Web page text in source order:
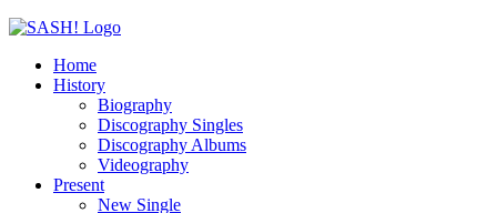
Home
History
Biography
Discography Singles
Discography Albums
Videography
Present
New Single